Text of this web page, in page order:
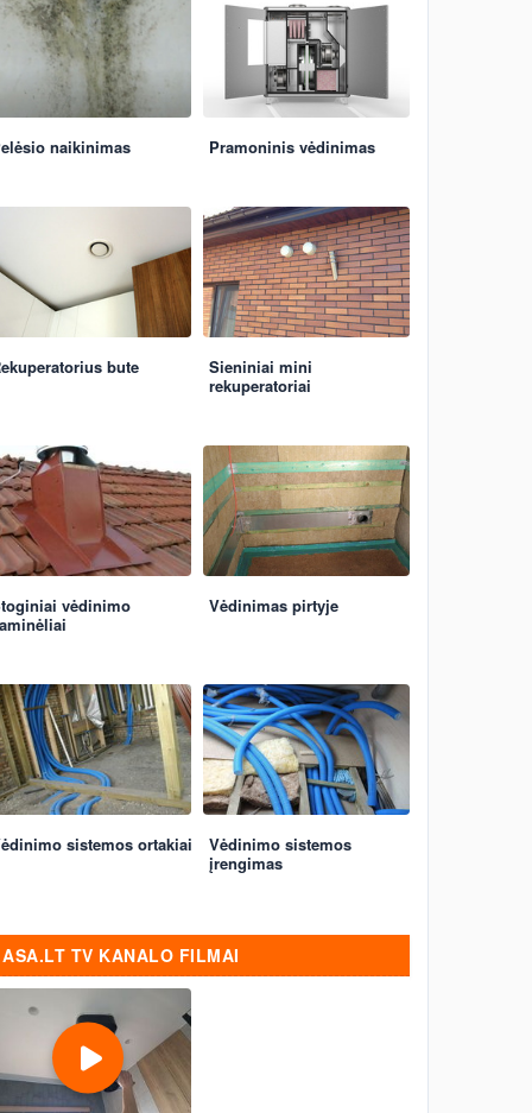
naikinimas Pramoninis vėdinimas
bute
Sieniniai mini
rekuperatoriai
vėdinimo
Vėdinimas pirtyje
sistemos ortakiai
Vėdinimo sistemos
įrengimas
ASA.LT TV KANALO FILMAI